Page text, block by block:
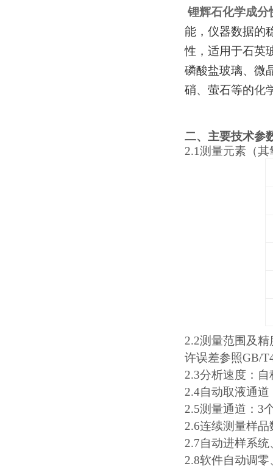
锂辉石化学成分
能，仪器数据的
性，适用于石英
磷酸盐玻璃、微
硝、萤石等的化
二、主要技术参
2.1测量元素（其
2.2测量范围及精
许误差参照GB/
2.3分析速度：自
2.4自动取液通道
2.5测量通道： 3
2.6连续测量样品
2.7自动进样系
2.8软件自动调